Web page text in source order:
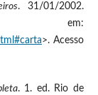
. 31/01/2002.
em:
>. Acesso
. 1. ed. Rio de